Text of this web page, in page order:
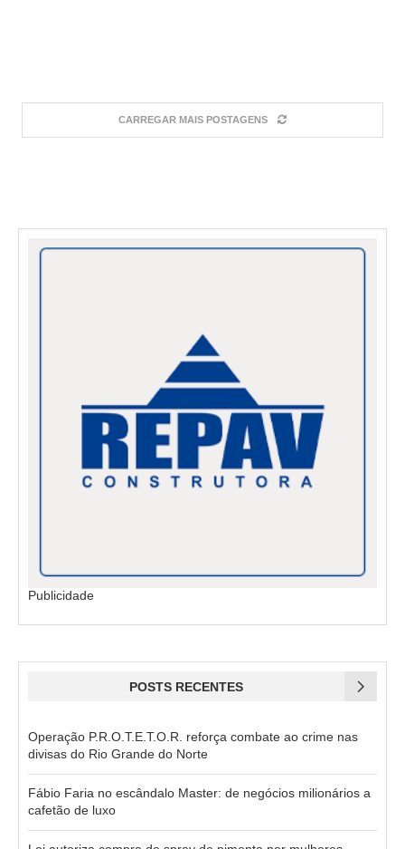
CARREGAR MAIS POSTAGENS
Publicidade
POSTS RECENTES
Operação P.R.O.T.E.T.O.R. reforça combate ao crime nas
divisas do Rio Grande do Norte
Fábio Faria no escândalo Master: de negócios milionários a
cafetão de luxo